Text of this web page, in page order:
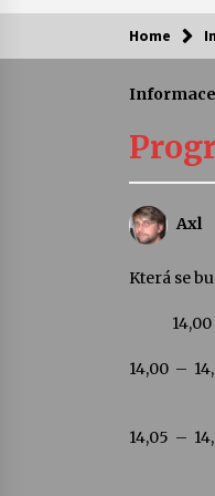
Kam
Home
Axl
Která se
14,00
14,00 –
14,05 –